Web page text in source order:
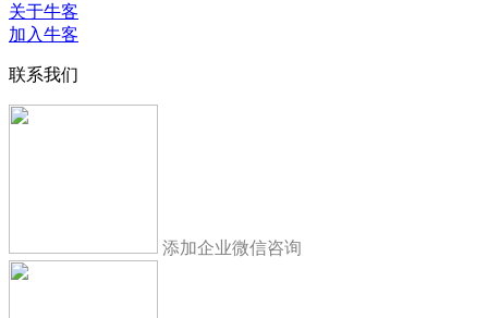
关于牛客
加入牛客
联系我们
添加企业微信咨询